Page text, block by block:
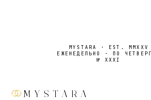
MYSTARA · EST. MMXXV
ЕЖЕНЕДЕЛЬНО · ПО
№ XXXI
MYSTARA